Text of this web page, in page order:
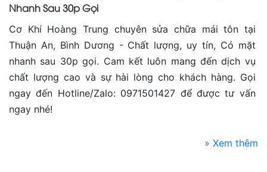
Nhanh Sau 30p Gọi
Cơ Khí Hoàng Trung chuyên sửa chữa mái tôn tại
Thuận An, Bình Dương - Chất lượng, uy tín, Có mặt
nhanh sau 30p gọi. Cam kết luôn mang đến dịch vụ
chất lượng cao và sự hài lòng cho khách hàng. Gọi
ngay đến Hotline/Zalo: 0971501427 để được tư vấn
ngay nhé!
» Xem thêm